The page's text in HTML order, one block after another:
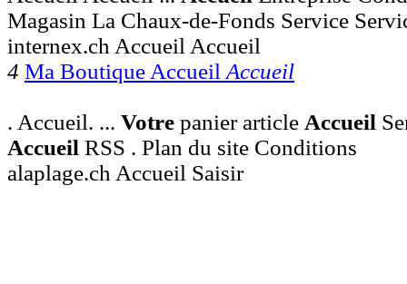
Magasin La Chaux-de-Fonds Service
internex.ch Accueil Accueil
4 Ma Boutique Accueil Accueil
. Accueil. ... Votre panier article Accueil
Accueil RSS . Plan du site Conditions
alaplage.ch Accueil Saisir